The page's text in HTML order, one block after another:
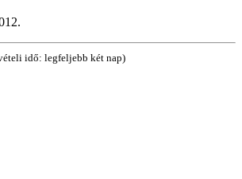
idő: legfeljebb két nap)